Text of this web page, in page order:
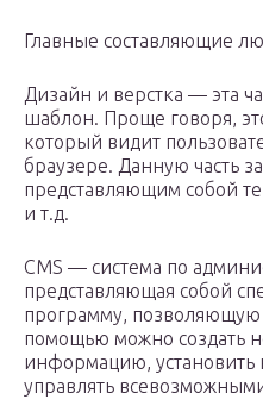
Главные составляющие
Дизайн и верстка — эта
шаблон. Проще говоря,
который видит
браузере. Данную часть
представляющим собой
и т.д.
CMS — система по
представляющая собой
программу, позволяющую
помощью можно создать
информацию,
управлять